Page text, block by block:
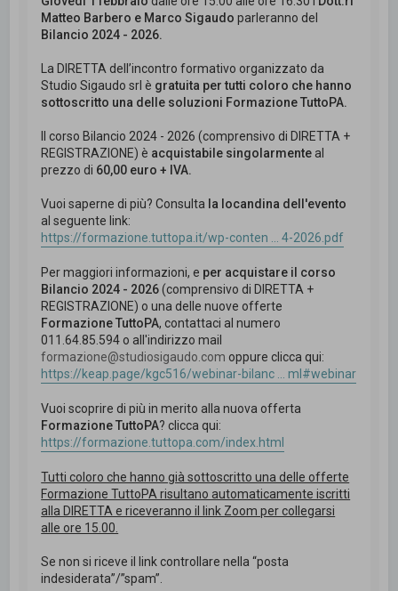
Matteo Barbero e Marco Sigaudo parleranno del
Bilancio 2024 - 2026.
La DIRETTA dell’incontro formativo organizzato da
Studio Sigaudo srl è gratuita per tutti coloro che hanno
sottoscritto una delle soluzioni Formazione TuttoPA.
Il corso Bilancio 2024 - 2026 (comprensivo di DIRETTA +
REGISTRAZIONE) è acquistabile singolarmente al
prezzo di 60,00 euro + IVA.
Vuoi saperne di più? Consulta la locandina dell'evento
al seguente link:
https://formazione.tuttopa.it/wp-conten ... 4-2026.pdf
Per maggiori informazioni, e per acquistare il corso
Bilancio 2024 - 2026(comprensivo di DIRETTA +
REGISTRAZIONE) o una delle nuove offerte
Formazione TuttoPA, contattaci al numero
011.64.85.594 o all'indirizzo mail
formazione@studiosigaudo.com oppure clicca qui:
https://keap.page/kgc516/webinar-bilanc ... ml#webinar
Vuoi scoprire di più in merito alla nuova offerta
Formazione TuttoPA? clicca qui:
https://formazione.tuttopa.com/index.html
Tutti coloro che hanno già sottoscritto una delle offerte
Formazione TuttoPA risultano automaticamente iscritti
alla DIRETTA e riceveranno il link Zoom per collegarsi
alle ore 15.00.
Se non si riceve il link controllare nella “posta
indesiderata”/”spam”.